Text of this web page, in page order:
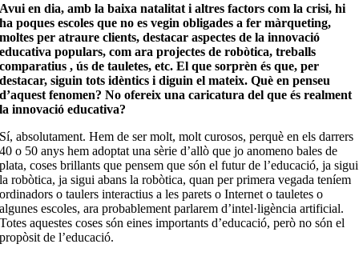
Avui en dia, amb la baixa natalitat i altres factors com la crisi, hi
ha poques escoles que no es vegin obligades a fer màrqueting,
moltes per atraure clients, destacar aspectes de la innovació
educativa populars, com ara projectes de robòtica, treballs
comparatius , ús de tauletes, etc. El que sorprèn és que, per
destacar, siguin tots idèntics i diguin el mateix. Què en penseu
d’aquest fenomen? No ofereix una caricatura del que és realment
la innovació educativa?
Sí, absolutament. Hem de ser molt, molt curosos, perquè en els darrers
40 o 50 anys hem adoptat una sèrie d’allò que jo anomeno bales de
plata, coses brillants que pensem que són el futur de l’educació, ja sigui
la robòtica, ja sigui abans la robòtica, quan per primera vegada teníem
ordinadors o taulers interactius a les parets o Internet o tauletes o
algunes escoles, ara probablement parlarem d’intel·ligència artificial.
Totes aquestes coses són eines importants d’educació, però no són el
propòsit de l’educació.